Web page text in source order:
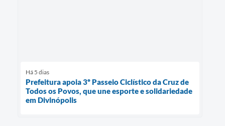
Há 5 dias
Prefeitura apoia 3º Passeio Ciclístico da Cruz de
Todos os Povos, que une esporte e solidariedade
em Divinópolis